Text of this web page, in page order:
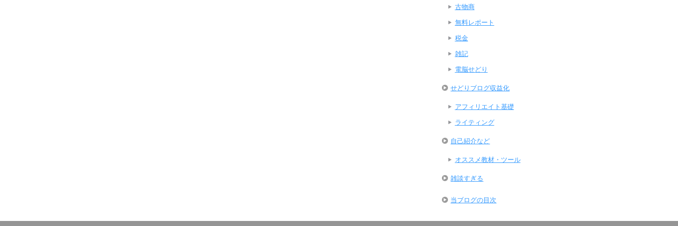
古物商
無料レポート
税金
雑記
電脳せどり
せどりブログ収益化
アフィリエイト基礎
ライティング
自己紹介など
オススメ教材・ツール
雑談すぎる
当ブログの目次